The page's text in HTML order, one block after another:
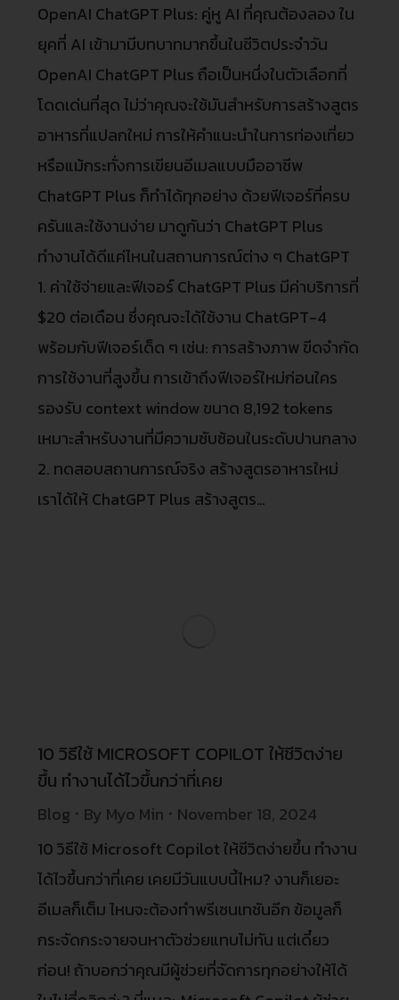
OpenAI ChatGPT Plus: คู่หู AI ที่คุณต้องลอง ใน
ยุคที่ AI เข้ามามีบทบาทมากขึ้นในชีวิตประจำวัน
OpenAI ChatGPT Plus ถือเป็นหนึ่งในตัวเลือกที่
โดดเด่นที่สุด ไม่ว่าคุณจะใช้มันสำหรับการสร้างสูตร
อาหารที่แปลกใหม่ การให้คำแนะนำในการท่องเที่ยว
หรือแม้กระทั่งการเขียนอีเมลแบบมืออาชีพ
ChatGPT Plus ก็ทำได้ทุกอย่าง ด้วยฟีเจอร์ที่ครบ
ครันและใช้งานง่าย มาดูกันว่า ChatGPT Plus
ทำงานได้ดีแค่ไหนในสถานการณ์ต่าง ๆ ChatGPT
1. ค่าใช้จ่ายและฟีเจอร์ ChatGPT Plus มีค่าบริการที่
$20 ต่อเดือน ซึ่งคุณจะได้ใช้งาน ChatGPT-4
พร้อมกับฟีเจอร์เด็ด ๆ เช่น: การสร้างภาพ ขีดจำกัด
การใช้งานที่สูงขึ้น การเข้าถึงฟีเจอร์ใหม่ก่อนใคร
รองรับ context window ขนาด 8,192 tokens
เหมาะสำหรับงานที่มีความซับซ้อนในระดับปานกลาง
2. ทดสอบสถานการณ์จริง สร้างสูตรอาหารใหม่
เราได้ให้ ChatGPT Plus สร้างสูตร…
10 วิธีใช้ MICROSOFT COPILOT ให้ชีวิตง่าย
ขึ้น ทำงานได้ไวขึ้นกว่าที่เคย
Blog By Myo Min
November 18, 2024
10 วิธีใช้ Microsoft Copilot ให้ชีวิตง่ายขึ้น ทำงาน
ได้ไวขึ้นกว่าที่เคย เคยมีวันแบบนี้ไหม? งานก็เยอะ
อีเมลก็เต็ม ไหนจะต้องทำพรีเซนเทชันอีก ข้อมูลก็
กระจัดกระจายจนหาตัวช่วยแทบไม่ทัน แต่เดี๋ยว
ก่อน! ถ้าบอกว่าคุณมีผู้ช่วยที่จัดการทุกอย่างให้ได้